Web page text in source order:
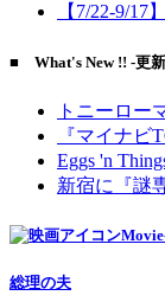
【7/22-9/17
■ What's New !! -更
トニーロー
『マイナビ
Eggs 'n
新宿に『謎
総理の夫